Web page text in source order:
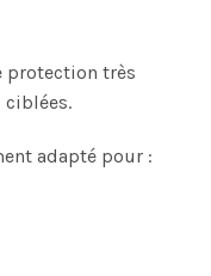
protection très
ciblées.
adapté pour :